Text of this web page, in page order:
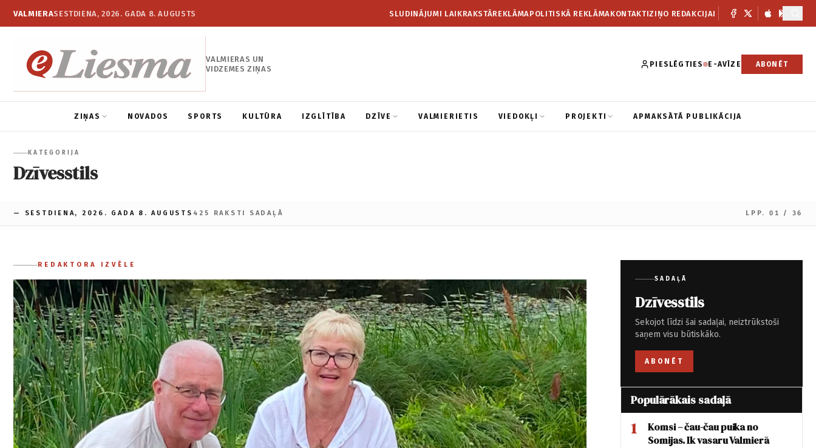
VALMIERASESTDIENA, 2026. GADA 8. AUGUSTS SLUDINĀJUMI LAIKRAKSTĀREKLĀMAPOLITISKĀ REKLĀMAKONTAKTIZIŅO REDAKCIJAI
VALMIERAS UN
VIDZEMES ZIŅAS
PIESLĒGTIES E-AVĪZE ABONĒT
ZIŅAS NOVADOS SPORTS KULTŪRA IZGLĪTĪBA DZĪVE VALMIERIETIS VIEDOKĻI PROJEKTI APMAKSĀTĀ PUBLIKĀCIJA
KATEGORIJA
Dzīvesstils
— SESTDIENA, 2026. GADA 8. AUGUSTS 425 RAKSTI SADAĻĀ LPP. 01 / 36
REDAKTORA IZVĒLE
SADAĻĀ
Dzīvesstils
Sekojot līdzi šai sadaļai, neiztrūkstoši
saņem visu būtiskāko.
ABONĒT
Populārākais sadaļā
1
Komsi – čau-čau puika no
Somijas. Ik vasaru Valmierā